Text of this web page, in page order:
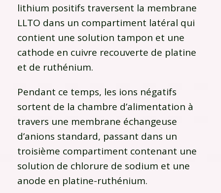
lithium positifs traversent la membrane
LLTO dans un compartiment latéral qui
contient une solution tampon et une
cathode en cuivre recouverte de platine
et de ruthénium.
Pendant ce temps, les ions négatifs
sortent de la chambre d’alimentation à
travers une membrane échangeuse
d’anions standard, passant dans un
troisième compartiment contenant une
solution de chlorure de sodium et une
anode en platine-ruthénium.